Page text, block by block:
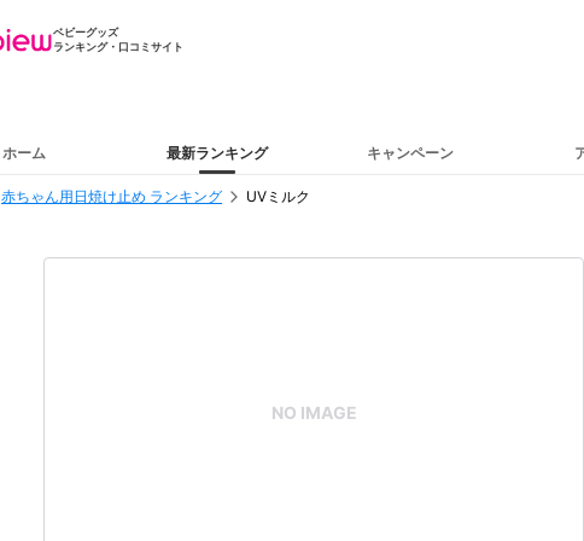
ベビーグッズ
ランキング・口コミサイト
ホーム 最新ランキング キャンペーン
赤ちゃん用日焼け止め ランキング UVミルク
NO IMAGE